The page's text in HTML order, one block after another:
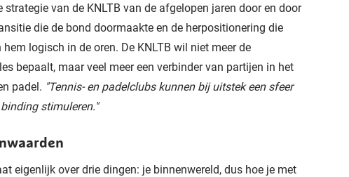
strategie van de KNLTB van de afgelopen jaren door en door
die de bond doormaakte en de herpositionering die
logisch in de oren. De KNLTB wil niet meer de
bepaalt, maar veel meer een verbinder van partijen in het
padel. "Tennis- en padelclubs kunnen bij uitstek een sfeer
stimuleren."
eigenlijk over drie dingen: je binnenwereld, dus hoe je met